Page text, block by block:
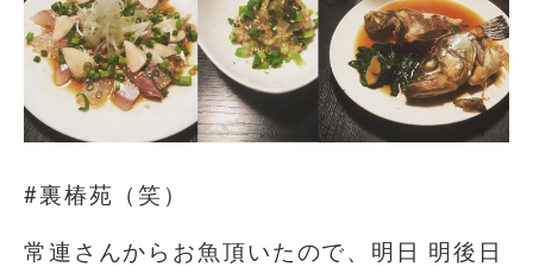
#裏椿苑️（笑）
常連さんからお魚頂いたので、明日 明後日